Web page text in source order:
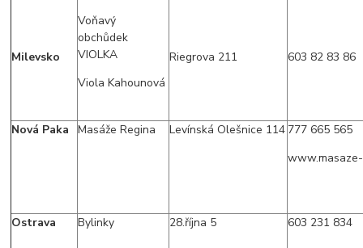
Milevsko
Voňavý
obchůdek
VIOLKA
Viola Kahounová
Riegrova 211 603 82 83 86
Nová Paka Masáže Regina Levínská Olešnice 114 777 665 565
Ostrava Bylinky 28.října 5 603 231 834